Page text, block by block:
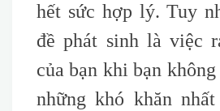
hết sức hợp lý. Tuy
đề phát sinh là việc
của bạn khi bạn
những khó khăn